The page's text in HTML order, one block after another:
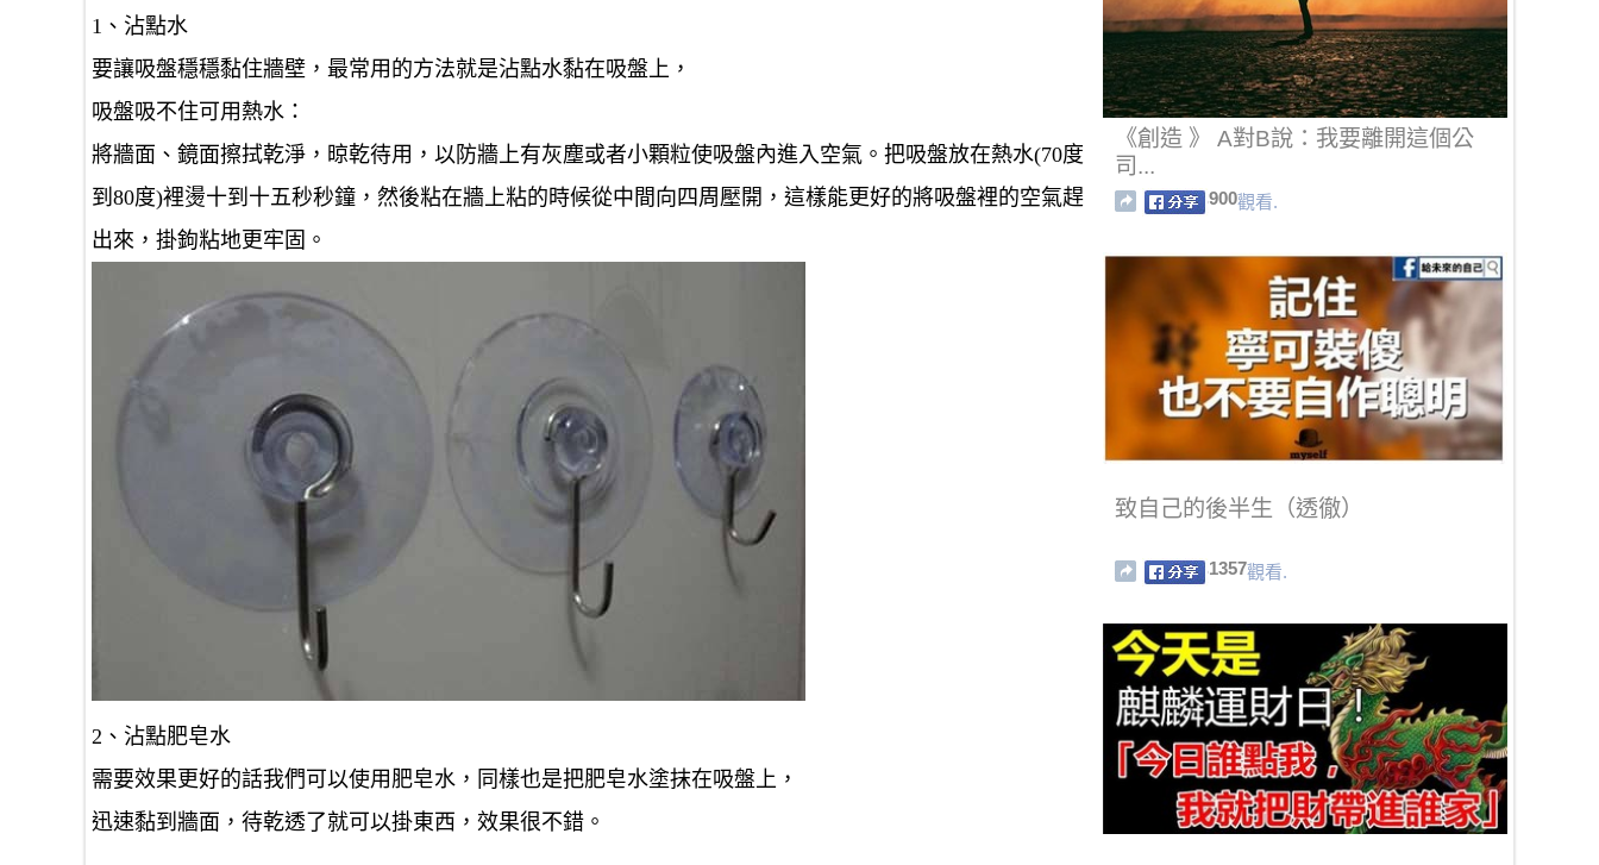
1、沾點水
要讓吸盤穩穩黏住牆壁，最常用的方法就是沾點水黏在吸盤上，
吸盤吸不住可用熱水：
將牆面、鏡面擦拭乾淨，晾乾待用，以防牆上有灰塵或者小顆粒使吸盤內進入空氣。把吸盤放在熱水(70度
到80度)裡燙十到十五秒秒鐘，然後粘在牆上粘的時候從中間向四周壓開，這樣能更好的將吸盤裡的空氣趕
出來，掛鉤粘地更牢固。
2、沾點肥皂水
需要效果更好的話我們可以使用肥皂水，同樣也是把肥皂水塗抹在吸盤上，
迅速黏到牆面，待乾透了就可以掛東西，效果很不錯。
《創造 》 A對B說：我要離開這個公
司...
900觀看.
致自己的後半生（透徹）
1357觀看.